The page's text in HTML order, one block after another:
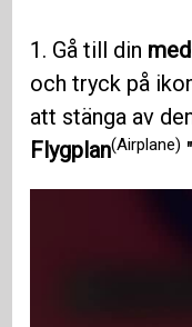
1. Gå till din
och tryck på
att stänga av
Flygplan(Airplane)